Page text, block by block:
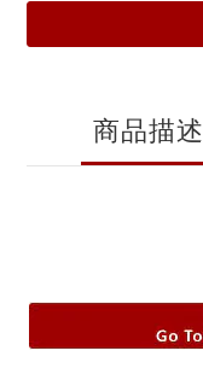
商品描述